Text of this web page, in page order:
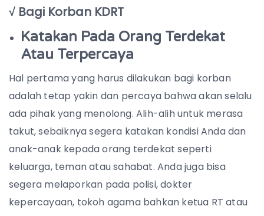
√ Bagi Korban KDRT
Katakan Pada Orang Terdekat
Atau Terpercaya
Hal pertama yang harus dilakukan bagi korban
adalah tetap yakin dan percaya bahwa akan selalu
ada pihak yang menolong. Alih-alih untuk merasa
takut, sebaiknya segera katakan kondisi Anda dan
anak-anak kepada orang terdekat seperti
keluarga, teman atau sahabat. Anda juga bisa
segera melaporkan pada polisi, dokter
kepercayaan, tokoh agama bahkan ketua RT atau